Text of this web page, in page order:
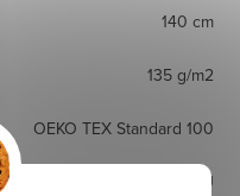
140 cm
135 g/m2
OEKO TEX Standard 100
EU